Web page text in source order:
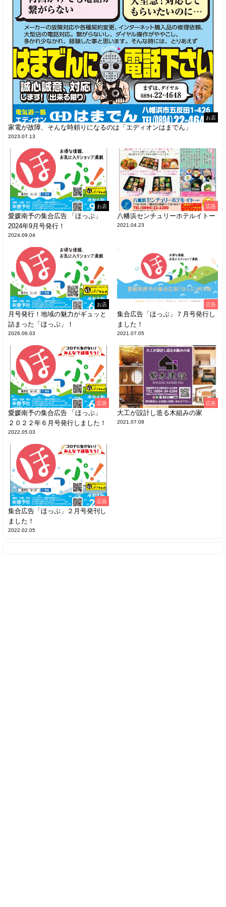
お店
家電が故障、そんな時頼りになるのは「エディオンはまでん」
2023.07.13
お店
愛媛南予の集合広告 「ほっぷ」
2024年9月号発行！
2024.09.04
広告
八幡浜センチュリーホテルイトー
2021.04.23
お店
月号発行！地域の魅力がギュッと
詰まった「ほっぷ」！
2026.06.03
広告
集合広告「ほっぷ」７月号発行し
ました！
2021.07.05
広告
愛媛南予の集合広告 「ほっぷ」
２０２２年６月号発行しました！
2022.05.03
広告
大工が設計し造る木組みの家
2021.07.08
広告
集合広告「ほっぷ」２月号発刊し
ました！
2022.02.05